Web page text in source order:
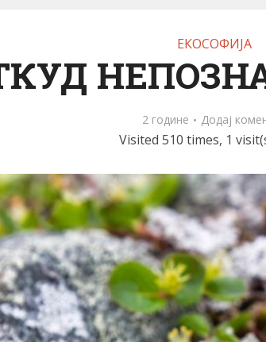
ЕКОСОФИЈА
2 године Додај
Visited 510 times, 1